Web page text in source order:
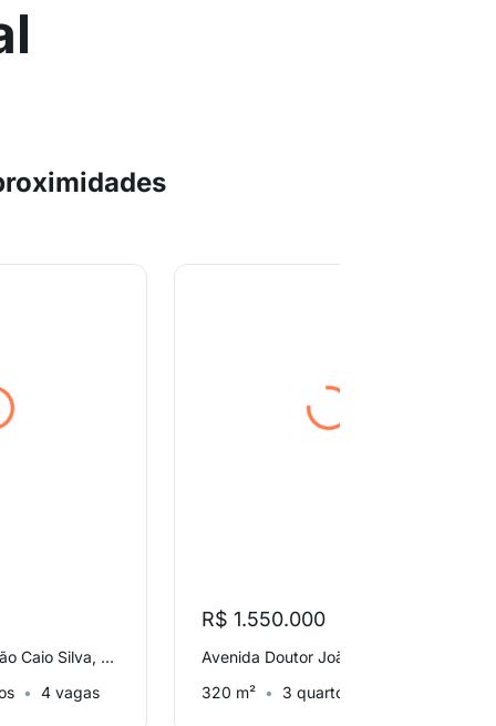
Avenida Doutor João Caio Silva, Parque Brasil 500
4 vagas
R$ 1.550.000
320 m²
3 quartos